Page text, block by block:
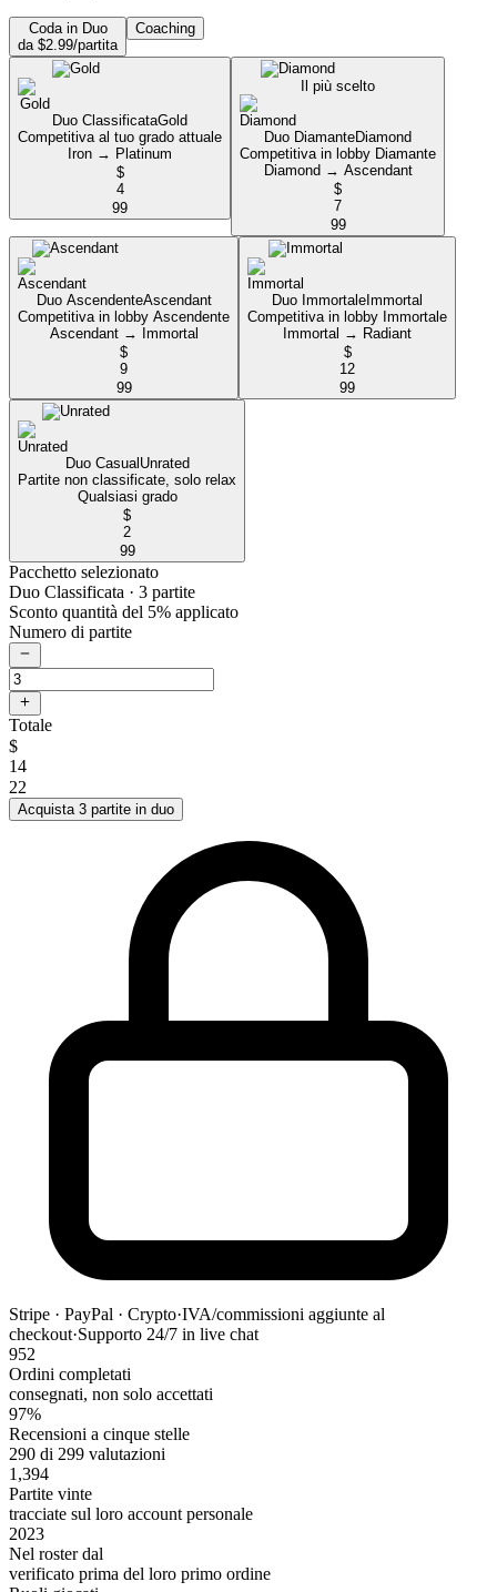
Coda in Duo
da $2.99/partita
Coaching
Duo ClassificataGold
Competitiva al tuo grado attuale
Iron → Platinum
$
4
99
Il più scelto
Duo DiamanteDiamond
Competitiva in lobby Diamante
Diamond → Ascendant
$
7
99
Duo AscendenteAscendant
Competitiva in lobby Ascendente
Ascendant → Immortal
$
9
99
Duo Immortale Immortal
Competitiva in lobby Immortale
Immortal → Radiant
$
12
99
Duo Casual Unrated
Partite non classificate, solo relax
Qualsiasi grado
$
2
99
Pacchetto selezionato
Duo Classificata · 3 partite
Sconto quantità del 5% applicato
Numero di partite
Totale
$
14
22
Acquista 3 partite in duo
Stripe · PayPal · Crypto·IVA/commissioni aggiunte al
checkout·Supporto 24/7 in live chat
952
Ordini completati
consegnati, non solo accettati
97%
Recensioni a cinque stelle
290 di 299 valutazioni
1,394
Partite vinte
tracciate sul loro account personale
2023
Nel roster dal
verificato prima del loro primo ordine